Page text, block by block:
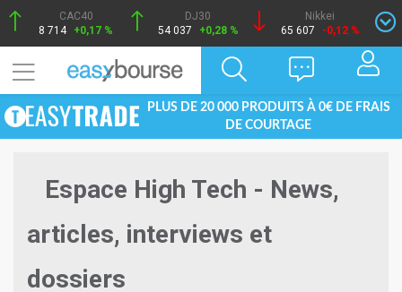
CAC40
8 714 +0,17 %
DJ30
54 037
+0,28 %
Nikkei
65 607
-0,12 %
PLUS DE 20 000 PRODUITS À 0€ DE FRAIS
DE COURTAGE
Espace High Tech - News,
articles, interviews et
dossiers